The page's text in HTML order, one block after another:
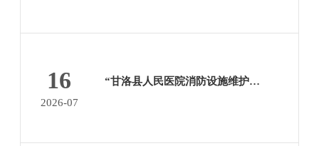
16
2026-07
“甘洛县人民医院消防设施维护保养服务竞争性磋商”项目中标公示